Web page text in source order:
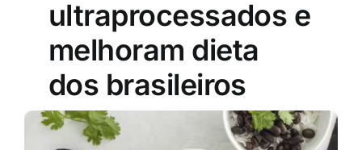
ultraprocessados e
melhoram dieta
dos brasileiros